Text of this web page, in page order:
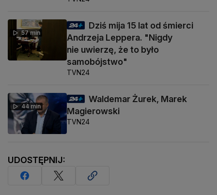
57 min
Dziś mija 15 lat od śmierci
Andrzeja Leppera. "Nigdy
nie uwierzę, że to było
samobójstwo"
TVN24
44 min
Waldemar Żurek, Marek
Magierowski
TVN24
UDOSTĘPNIJ: